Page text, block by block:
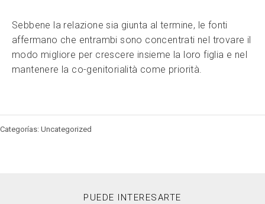
Sebbene la relazione sia giunta al termine, le fonti
affermano che entrambi sono concentrati nel trovare il
modo migliore per crescere insieme la loro figlia e nel
mantenere la co-genitorialità come priorità.
Categorías: Uncategorized
PUEDE INTERESARTE